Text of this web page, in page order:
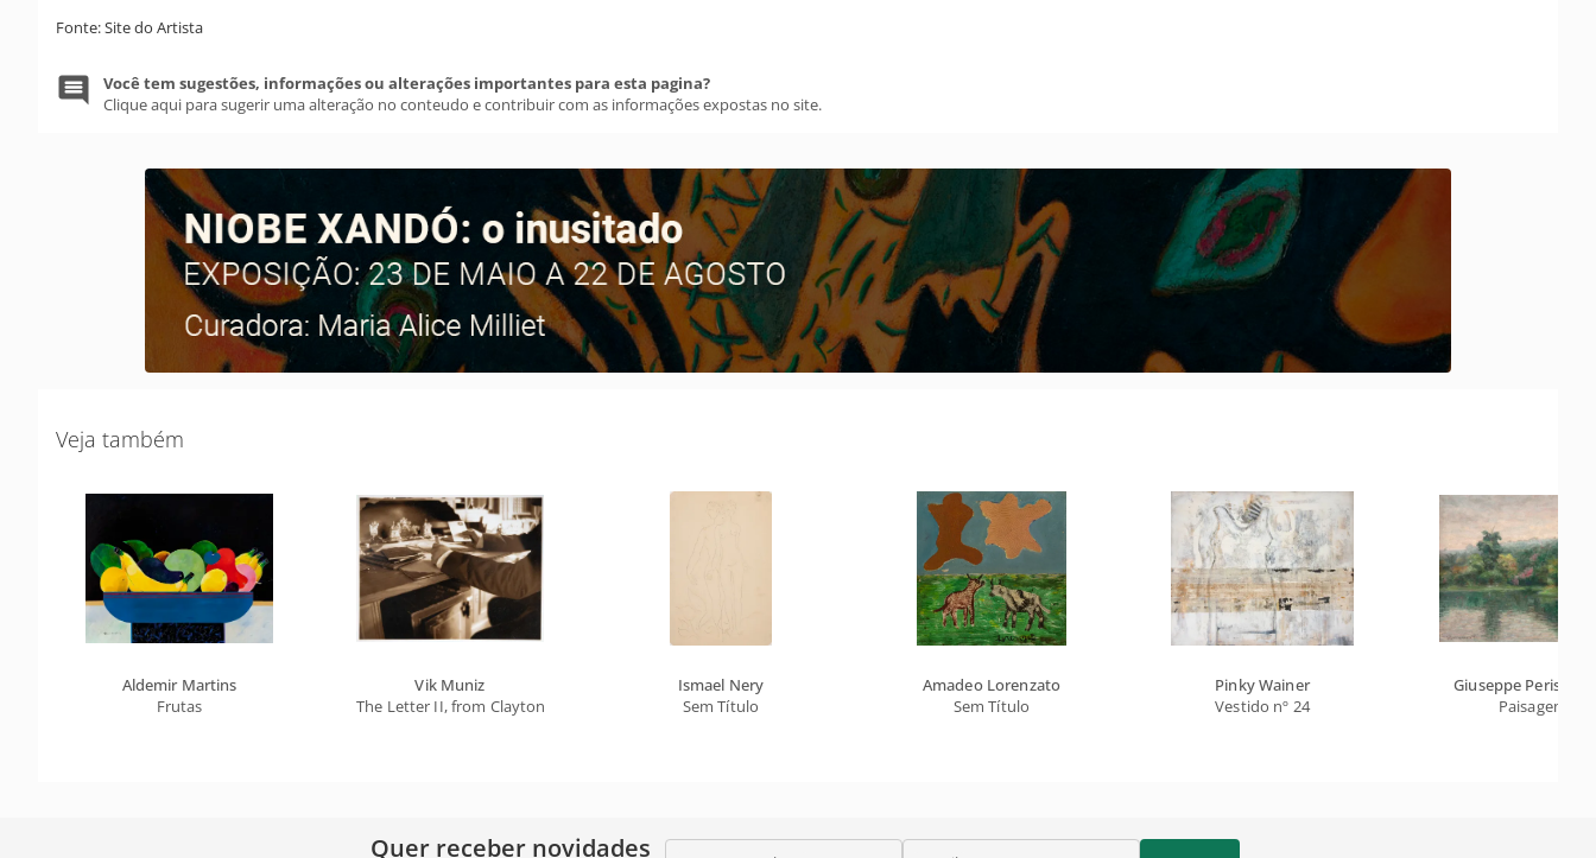
Fonte: Site do Artista
Você tem sugestões, informações ou alterações importantes para esta pagina?
Clique aqui para sugerir uma alteração no conteudo e contribuir com as informações expostas no site.
Veja também
Aldemir Martins
Frutas
Vik Muniz
The Letter II, from Clayton Days Pictures
Ismael Nery
Sem Título
Amadeo Lorenzato
Sem Título
Pinky Wainer
Vestido nº 24
Giuseppe
Paisagem
Quer receber novidades